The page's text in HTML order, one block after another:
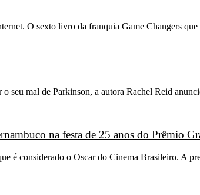
O sexto livro da franquia Game Changers que
seu mal de Parkinson, a autora Rachel Reid
na festa de 25 anos do Prêmio
é considerado o Oscar do Cinema Brasileiro. A